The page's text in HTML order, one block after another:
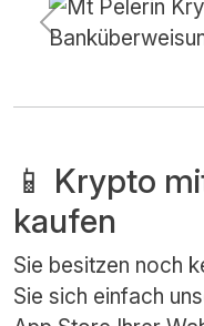
Vorherige
📱 Krypto
kaufen
Sie besitzen noch
Sie sich einfach